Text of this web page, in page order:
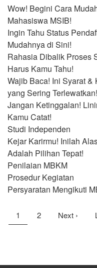
Wow! Begini Cara
Mahasiswa MSIB!
Ingin Tahu Status
Mudahnya di Sini!
Rahasia Dibalik Proses
Harus Kamu Tahu!
Wajib Baca! Ini Syarat &
yang Sering Terlewatkan!
Jangan Ketinggalan!
Kamu Catat!
Studi Independen
Kejar Karirmu! Inilah
Adalah Pilihan Tepat!
Penilaian MBKM
Prosedur Kegiatan
Persyaratan Mengikuti
Pagination
Current
page
1 Page
2 Next
Next ›